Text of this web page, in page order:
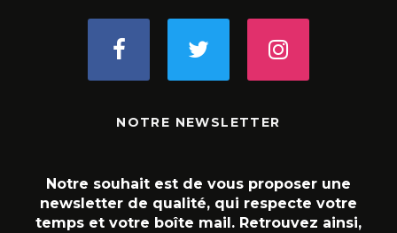
NOTRE NEWSLETTER
Notre souhait est de vous proposer une
newsletter de qualité, qui respecte votre
temps et votre boîte mail. Retrouvez ainsi,